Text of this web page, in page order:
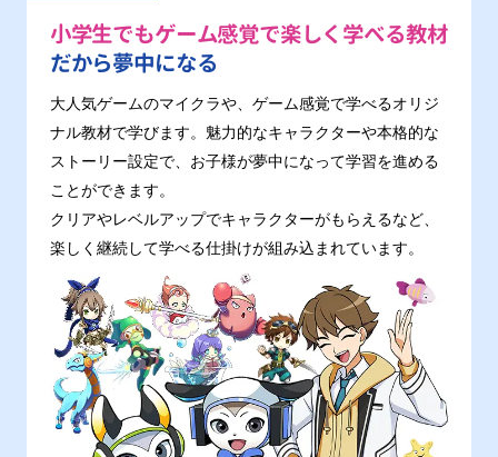
小学生でもゲーム感覚で楽しく学べる教材
だから夢中になる
大人気ゲームのマイクラや、ゲーム感覚で学べるオリジ
ナル教材で学びます。魅力的なキャラクターや本格的な
ストーリー設定で、お子様が夢中になって学習を進める
ことができます。
クリアやレベルアップでキャラクターがもらえるなど、
楽しく継続して学べる仕掛けが組み込まれています。